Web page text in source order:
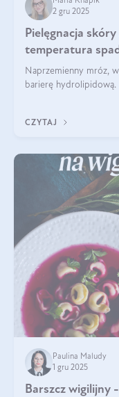
2 gru 2025
Pielęgnacja
temperatura
Naprzemienny mróz,
barierę hydrolipidową.
CZYTAJ
Paulina Maludy
1 gru 2025
Barszcz wigilijny